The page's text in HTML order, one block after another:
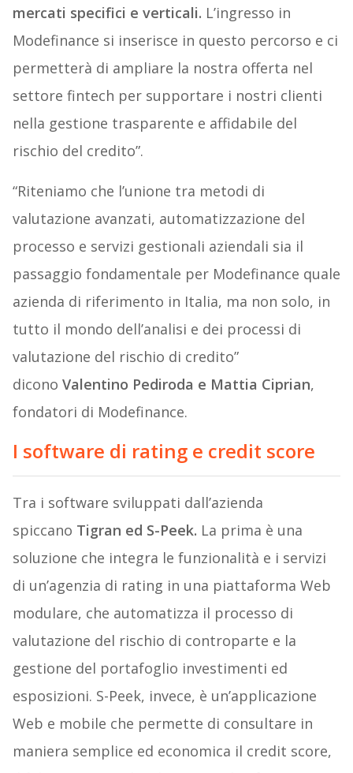
mercati specifici e verticali. L’ingresso in
Modefinance si inserisce in questo percorso e ci
permetterà di ampliare la nostra offerta nel
settore fintech per supportare i nostri clienti
nella gestione trasparente e affidabile del
rischio del credito”.
“Riteniamo che l’unione tra metodi di
valutazione avanzati, automatizzazione del
processo e servizi gestionali aziendali sia il
passaggio fondamentale per Modefinance quale
azienda di riferimento in Italia, ma non solo, in
tutto il mondo dell’analisi e dei processi di
valutazione del rischio di credito”
dicono Valentino Pediroda e Mattia Ciprian,
fondatori di Modefinance.
I software di rating e credit score
Tra i software sviluppati dall’azienda
spiccano Tigran ed S-Peek. La prima è una
soluzione che integra le funzionalità e i servizi
di un’agenzia di rating in una piattaforma Web
modulare, che automatizza il processo di
valutazione del rischio di controparte e la
gestione del portafoglio investimenti ed
esposizioni. S-Peek, invece, è un’applicazione
Web e mobile che permette di consultare in
maniera semplice ed economica il credit score,